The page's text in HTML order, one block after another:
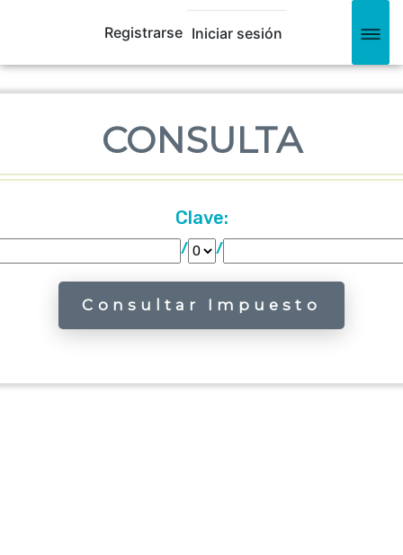
Registrarse Iniciar sesión
CONSULTA
Clave:
/ /
Consultar Impuesto